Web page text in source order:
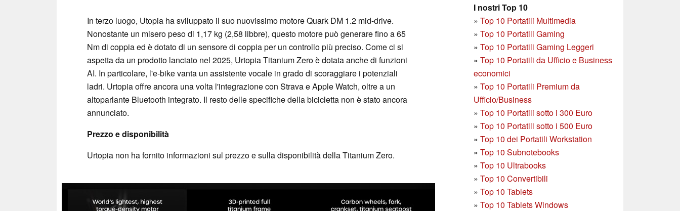
I nostri Top 10
» Top 10 Portatili Multimedia
» Top 10 Portatili Gaming
» Top 10 Portatili Gaming Leggeri
» Top 10 Portatili da Ufficio e Business
economici
» Top 10 Portatili Premium da
Ufficio/Business
» Top 10 Portatili sotto i 300 Euro
» Top 10 Portatili sotto i 500 Euro
» Top 10 dei Portatili Workstation
» Top 10 Subnotebooks
» Top 10 Ultrabooks
» Top 10 Convertibili
» Top 10 Tablets
» Top 10 Tablets Windows
In terzo luogo, Utopia ha sviluppato il suo nuovissimo motore Quark DM 1.2 mid-drive.
Nonostante un misero peso di 1,17 kg (2,58 libbre), questo motore può generare fino a 65
Nm di coppia ed è dotato di un sensore di coppia per un controllo più preciso. Come ci si
aspetta da un prodotto lanciato nel 2025, Urtopia Titanium Zero è dotata anche di funzioni
AI. In particolare, l'e-bike vanta un assistente vocale in grado di scoraggiare i potenziali
ladri. Urtopia offre ancora una volta l'integrazione con Strava e Apple Watch, oltre a un
altoparlante Bluetooth integrato. Il resto delle specifiche della bicicletta non è stato ancora
annunciato.
Prezzo e disponibilità
Urtopia non ha fornito informazioni sul prezzo e sulla disponibilità della Titanium Zero.